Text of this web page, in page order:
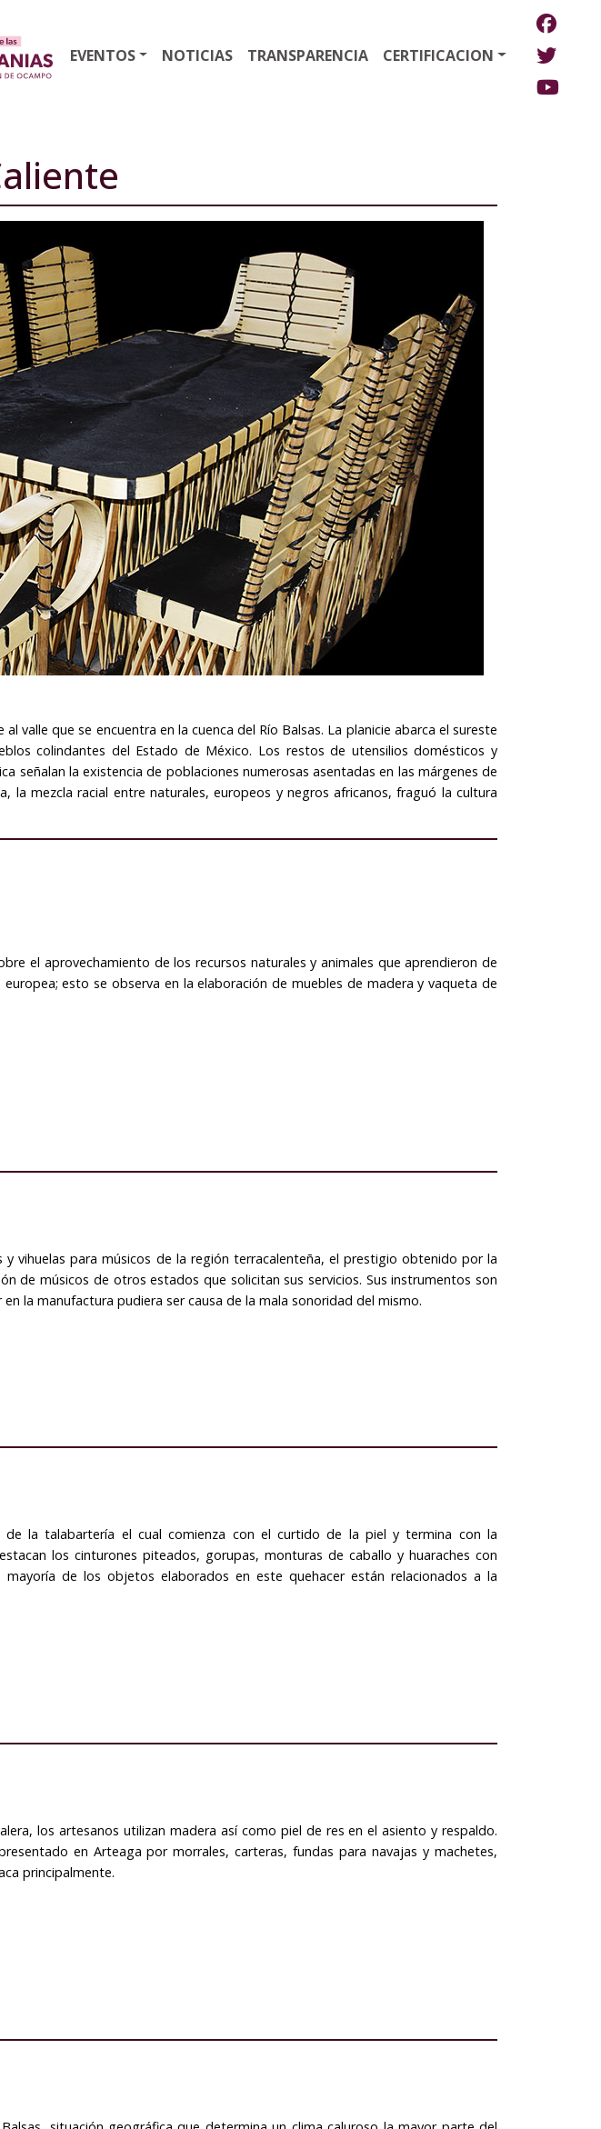
EVENTOS NOTICIAS TRANSPARENCIA CERTIFICACION
valle que se encuentra en la cuenca del Río Balsas. La planicie abarca el sureste
colindantes del Estado de México. Los restos de utensilios domésticos y
señalan la existencia de poblaciones numerosas asentadas en las márgenes de
la mezcla racial entre naturales, europeos y negros africanos, fraguó la cultura
el aprovechamiento de los recursos naturales y animales que aprendieron de
esto se observa en la elaboración de muebles de madera y vaqueta de
y vihuelas para músicos de la región terracalenteña, el prestigio obtenido por la
de músicos de otros estados que solicitan sus servicios. Sus instrumentos son
la manufactura pudiera ser causa de la mala sonoridad del mismo.
la talabartería el cual comienza con el curtido de la piel y termina con la
los cinturones piteados, gorupas, monturas de caballo y huaraches con
de los objetos elaborados en este quehacer están relacionados a la
los artesanos utilizan madera así como piel de res en el asiento y respaldo.
en Arteaga por morrales, carteras, fundas para navajas y machetes,
principalmente.